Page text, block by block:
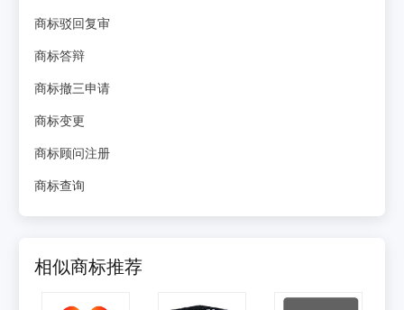
商标驳回复审
商标答辩
商标撤三申请
商标变更
商标顾问注册
商标查询
相似商标推荐